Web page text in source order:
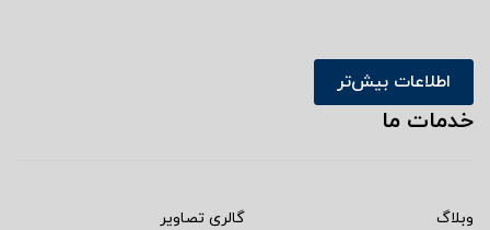
اطلاعات بیش‌تر
خدمات ما
وبلاگ
گالری تصاویر